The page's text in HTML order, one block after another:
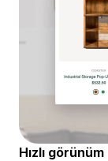
Hızlı görünüm